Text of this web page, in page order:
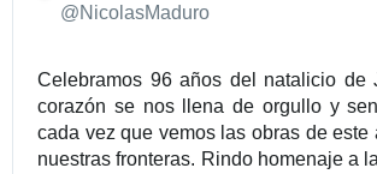
@NicolasMaduro
Celebramos 96 años del natalicio de
corazón se nos llena de orgullo y
cada vez que vemos las obras de este
nuestras fronteras. Rindo homenaje a